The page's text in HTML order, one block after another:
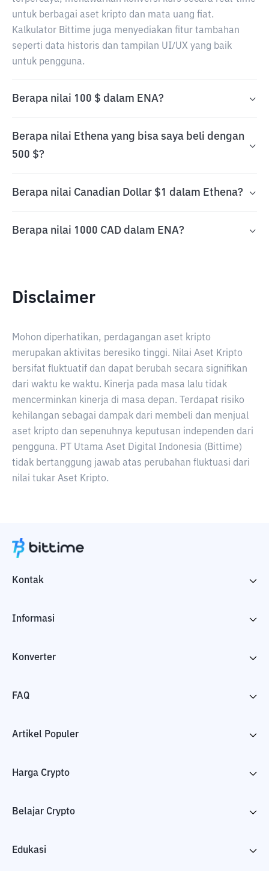
untuk berbagai aset kripto dan mata uang fiat.
Kalkulator Bittime juga menyediakan fitur tambahan
seperti data historis dan tampilan UI/UX yang baik
untuk pengguna.
Berapa nilai 100 $ dalam ENA?
Berapa nilai Ethena yang bisa saya beli dengan
500 $?
Berapa nilai Canadian Dollar $1 dalam Ethena?
Berapa nilai 1000 CAD dalam ENA?
Disclaimer
Mohon diperhatikan, perdagangan aset kripto
merupakan aktivitas beresiko tinggi. Nilai Aset Kripto
bersifat fluktuatif dan dapat berubah secara signifikan
dari waktu ke waktu. Kinerja pada masa lalu tidak
mencerminkan kinerja di masa depan. Terdapat risiko
kehilangan sebagai dampak dari membeli dan menjual
aset kripto dan sepenuhnya keputusan independen dari
pengguna. PT Utama Aset Digital Indonesia (Bittime)
tidak bertanggung jawab atas perubahan fluktuasi dari
nilai tukar Aset Kripto.
Kontak
Informasi
Konverter
FAQ
Artikel Populer
Harga Crypto
Belajar Crypto
Edukasi